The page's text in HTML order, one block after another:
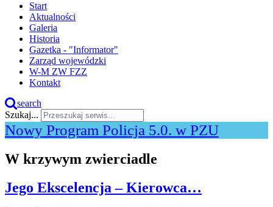
Start
Aktualności
Galeria
Historia
Gazetka - "Informator"
Zarząd wojewódzki
W-M ZW FZZ
Kontakt
search
Szukaj...
Nowy Program Policja 5.0. w PZU
W krzywym zwierciadle
Jego Ekscelencja – Kierowca…